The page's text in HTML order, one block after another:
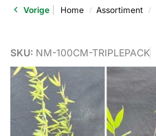
Vorige Home / Assortiment /
SKU: NM-100CM-TRIPLEPACK